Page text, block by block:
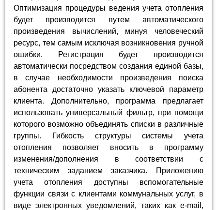
Оптимизация процедуры ведения учета отопления
будет производится путем автоматического
произведения вычислений, минуя человеческий
ресурс, тем самым исключая возникновения ручной
ошибки. Регистрация будет производится
автоматически посредством создания единой базы,
в случае необходимости произведения поиска
абонента достаточно указать ключевой параметр
клиента. Дополнительно, программа предлагает
использовать универсальный фильтр, при помощи
которого возможно объединять списки в различные
группы. Гибкость структуры системы учета
отопления позволяет вносить в программу
изменения/дополнения в соответствии с
техническим заданием заказчика. Приложению
учета отопления доступны вспомогательные
функции связи с клиентами коммунальных услуг, в
виде электронных уведомлений, таких как e-mail,